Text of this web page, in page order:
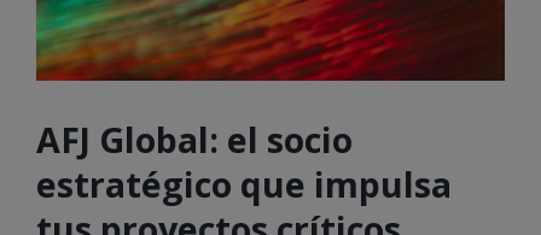
AFJ Global: el socio
estratégico que impulsa